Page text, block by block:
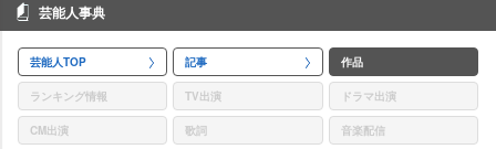
芸能人事典
芸能人TOP 記事 作品
ランキング情報 TV出演 ドラマ出演
CM出演 歌詞 音楽配信